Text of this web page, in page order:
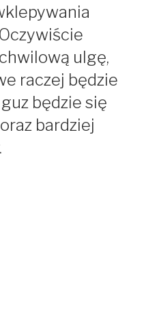
ulgę,
raczej będzie
będzie się
bardziej